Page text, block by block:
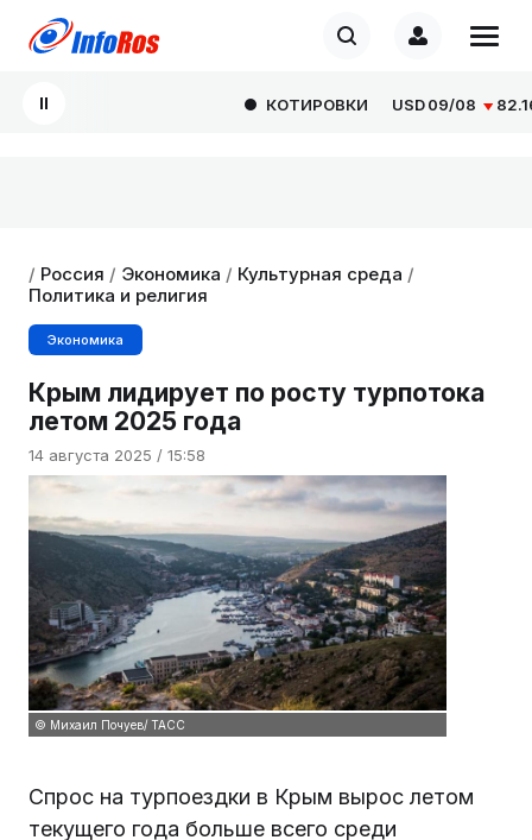
КОТИРОВКИ USD09/08 82.1665
/ Россия / Экономика / Культурная среда /
Политика и религия
Экономика
Крым лидирует по росту турпотока
летом 2025 года
14 августа 2025 / 15:58
© Михаил Почуев/ ТАСС
Спрос на турпоездки в Крым вырос летом
текущего года больше всего среди